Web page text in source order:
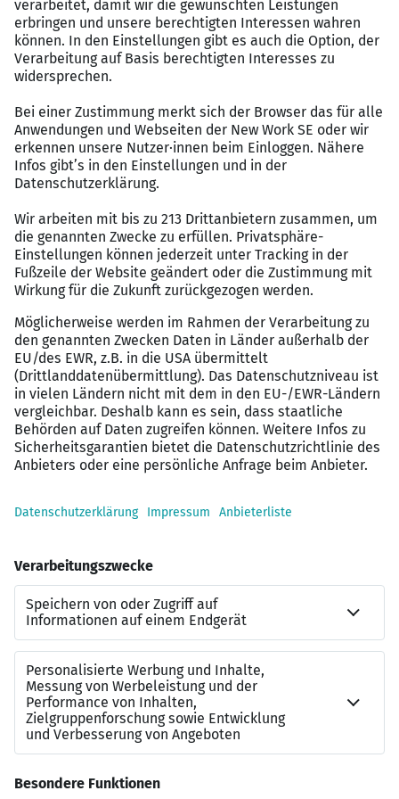
Eigenverantwortliches und lösungsorientiertes
Arbeiten
Führerschein der Klasse B
Ausbildereignung wünschenswert
Benefits
Interessante, abwechslungsreiche Aufgaben in
einem zukunftssicheren Umfeld
Festanstellung in einem Unternehmen mit
flachen Hierarchien und kurzen
Entscheidungswegen
ein Arbeitsumfeld, in dem Eigeninitiative groß
geschrieben wird und Raum für aktive
Mitgestaltung gegeben ist
kollegialen und sympathischen Team
gute Weiterbildungsmöglichkeiten durch
regelmäßige Schulungen und Zertifizierungen
30 Urlaubstage
Moderne technische Ausstattung
Corporate Benefits für exklusive Rabatte
verschiedenster Marken
Finden Sie das interessant und können Sie sich